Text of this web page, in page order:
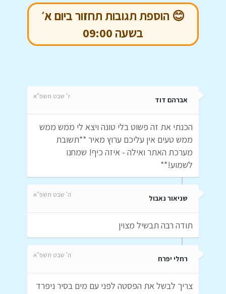
😊 הוספת תגובות תחזור ביום א׳
בשעה 09:00
אברהם דוד ז' שבט תשפ"א
הכנתי את זה פשוט בלי טונה ויצא לי ממש ממש
ממש טעים אין עליכם ערוץ מאיר **תשובת
מערכת האתר ואילה - איזה כיף! שמחנו
לשמוע!**
שניאור נאבול ה' שבט תשפ"א
תודה רבה תבשיל מצוין
רחלי יפרח ה' שבט תשפ"א
צריך לבשל את הפסטה לפני עם מים בסיר ניפרד